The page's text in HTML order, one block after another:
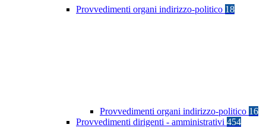
Provvedimenti organi indirizzo-politico 18
Provvedimenti organi indirizzo-politico 16
Provvedimenti dirigenti - amministrativi 454